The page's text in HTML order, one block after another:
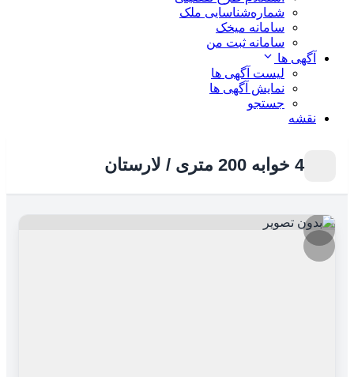
شماره‌شناسایی ملک
سامانه میخک
سامانه ثبت من
آگهی ها
لیست آگهی ها
نمایش آگهی ها
جستجو
نقشه
4 خوابه 200 متری / لارستان